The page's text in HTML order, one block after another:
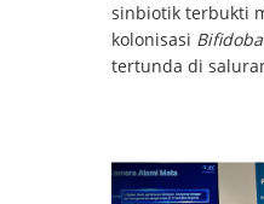
sinbiotik terbukti
kolonisasi
tertunda di